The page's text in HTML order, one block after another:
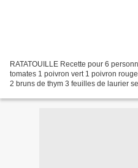
RATATOUILLE Recette pour 6
tomates 1 poivron vert 1 poivron
2 bruns de thym 3 feuilles de laurier